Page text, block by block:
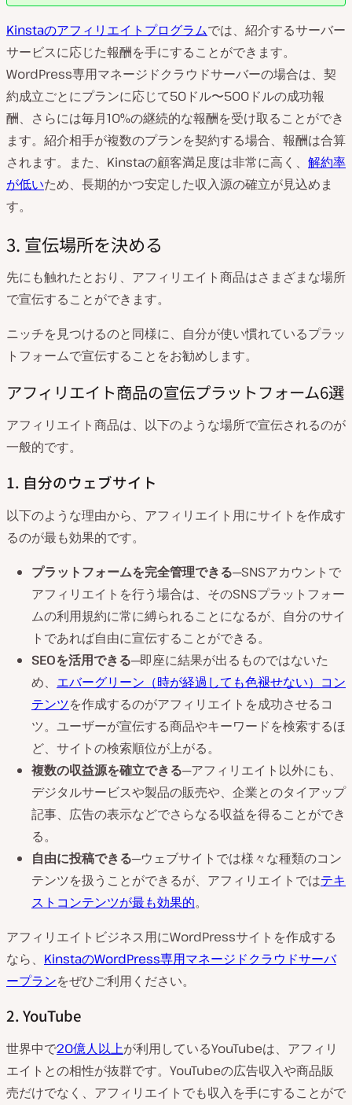
Kinstaのアフィリエイトプログラムでは、紹介するサーバー
サービスに応じた報酬を手にすることができます。
WordPress専用マネージドクラウドサーバーの場合は、契
約成立ごとにプランに応じて50ドル〜500ドルの成功報
酬、さらには毎月10%の継続的な報酬を受け取ることができ
ます。紹介相手が複数のプランを契約する場合、報酬は合算
されます。また、Kinstaの顧客満足度は非常に高く、 解約率
が低いため、長期的かつ安定した収入源の確立が見込めま
す。
3. 宣伝場所を決める
先にも触れたとおり、アフィリエイト商品はさまざまな場所
で宣伝することができます。
ニッチを見つけるのと同様に、自分が使い慣れているプラッ
トフォームで宣伝することをお勧めします。
アフィリエイト商品の宣伝プラットフォーム6選
アフィリエイト商品は、以下のような場所で宣伝されるのが
一般的です。
1. 自分のウェブサイト
以下のような理由から、アフィリエイト用にサイトを作成す
るのが最も効果的です。
プラットフォームを完全管理できる─SNSアカウントで
アフィリエイトを行う場合は、そのSNSプラットフォー
ムの利用規約に常に縛られることになるが、自分のサイ
トであれば自由に宣伝することができる。
SEOを活用できる─即座に結果が出るものではないた
め、 エバーグリーン（時が経過しても色褪せない）コン
テンツを作成するのがアフィリエイトを成功させるコ
ツ。ユーザーが宣伝する商品やキーワードを検索するほ
ど、サイトの検索順位が上がる。
複数の収益源を確立できる─アフィリエイト以外にも、
デジタルサービスや製品の販売や、企業とのタイアップ
記事、広告の表示などでさらなる収益を得ることができ
る。
自由に投稿できる─ウェブサイトでは様々な種類のコン
テンツを扱うことができるが、アフィリエイトではテキ
ストコンテンツが最も効果的。
アフィリエイトビジネス用にWordPressサイトを作成する
なら、 KinstaのWordPress専用マネージドクラウドサーバ
ープランをぜひご利用ください。
2. YouTube
世界中で20億人以上が利用しているYouTubeは、アフィリ
エイトとの相性が抜群です。YouTubeの広告収入や商品販
売だけでなく、アフィリエイトでも収入を手にすることがで